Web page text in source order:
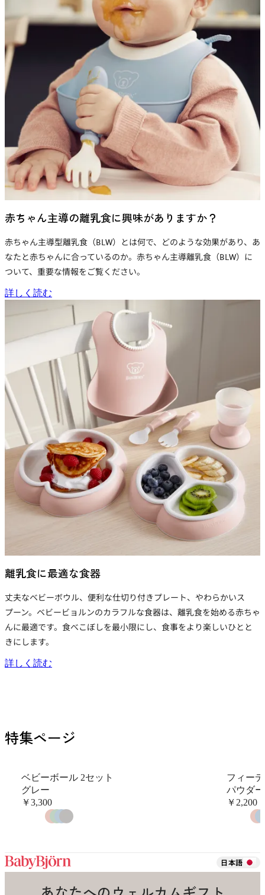
赤ちゃん主導の離乳食に興味がありますか？
赤ちゃん主導型離乳食（BLW）とは何で、どのような効果があり、あ
なたと赤ちゃんに合っているのか。赤ちゃん主導離乳食（BLW）に
ついて、重要な情報をご覧ください。
詳しく読む
離乳食に最適な食器
丈夫なベビーボウル、便利な仕切り付きプレート、やわらかいス
プーン。ベビービョルンのカラフルな食器は、離乳食を始める赤ちゃ
んに最適です。食べこぼしを最小限にし、食事をより楽しいひとと
きにします。
詳しく読む
特集ページ
ベビーボール 2セット
グレー
￥3,300
フィー
パウダ
￥2,200
日本語